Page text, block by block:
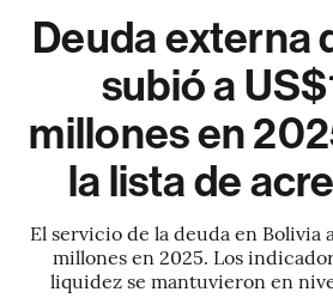
Deuda externa
subió a
millones en
la lista de
El servicio de la deuda en Bolivia
millones en 2025. Los
liquidez se mantuvieron en